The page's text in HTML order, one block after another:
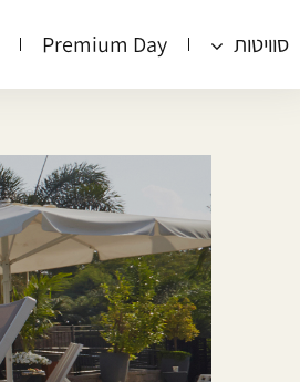
סוויטות Premium Day